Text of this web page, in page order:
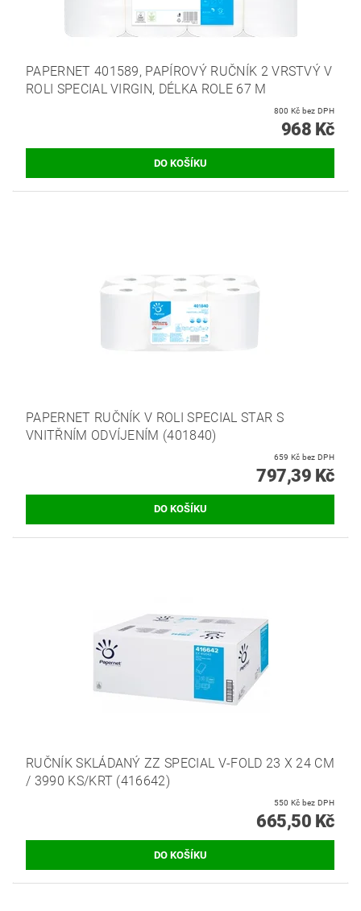
PAPERNET 401589, PAPÍROVÝ RUČNÍK 2 VRSTVÝ V
ROLI SPECIAL VIRGIN, DÉLKA ROLE 67 M
800 Kč bez DPH
968 Kč
PAPERNET RUČNÍK V ROLI SPECIAL STAR S
VNITŘNÍM ODVÍJENÍM (401840)
659 Kč bez DPH
797,39 Kč
RUČNÍK SKLÁDANÝ ZZ SPECIAL V-FOLD 23 X 24 CM
/ 3990 KS/KRT (416642)
550 Kč bez DPH
665,50 Kč